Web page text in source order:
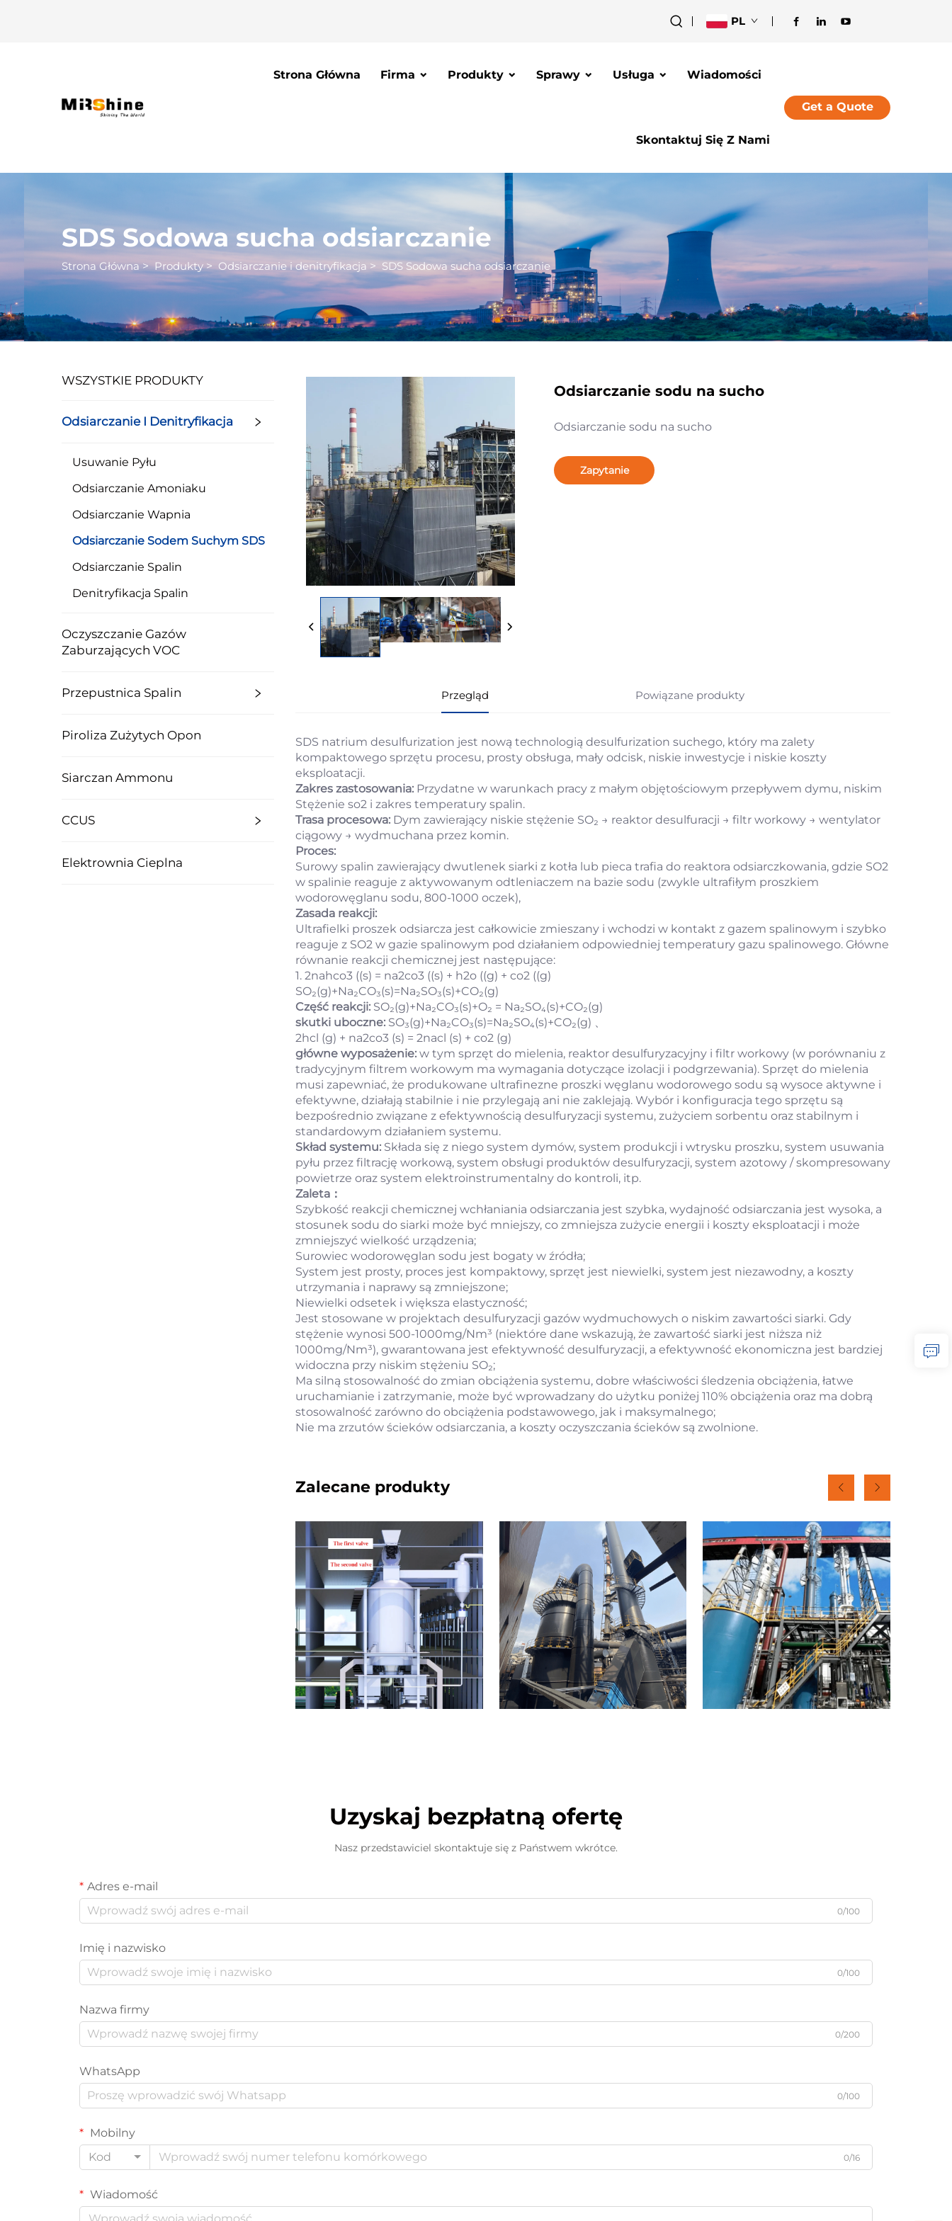
PL
Strona Główna Firma Produkty Sprawy Usługa Wiadomości
Skontaktuj Się Z Nami
Get a Quote
SDS Sodowa sucha odsiarczanie
Strona Główna>Produkty>Odsiarczanie i denitryfikacja > SDS Sodowa sucha odsiarczanie
WSZYSTKIE PRODUKTY
Odsiarczanie I Denitryfikacja
Usuwanie Pyłu
Odsiarczanie Amoniaku
Odsiarczanie Wapnia
Odsiarczanie Sodem Suchym SDS
Odsiarczanie Spalin
Denitryfikacja Spalin
Oczyszczanie Gazów
Zaburzających VOC
Przepustnica Spalin
Piroliza Zużytych Opon
Siarczan Ammonu
CCUS
Elektrownia Cieplna
Odsiarczanie sodu na sucho
Odsiarczanie sodu na sucho
Zapytanie
Przegląd Powiązane produkty
SDS natrium desulfurization jest nową technologią desulfurization suchego, który ma zalety
kompaktowego sprzętu procesu, prosty obsługa, mały odcisk, niskie inwestycje i niskie koszty
eksploatacji.
Zakres zastosowania: Przydatne w warunkach pracy z małym objętościowym przepływem dymu, niskim
Stężenie so2 i zakres temperatury spalin.
Trasa procesowa: Dym zawierający niskie stężenie SO₂ → reaktor desulfuracji → filtr workowy → wentylator
ciągowy → wydmuchana przez komin.
Proces:
Surowy spalin zawierający dwutlenek siarki z kotła lub pieca trafia do reaktora odsiarczkowania, gdzie SO2
w spalinie reaguje z aktywowanym odtleniaczem na bazie sodu (zwykle ultrafiłym proszkiem
wodorowęglanu sodu, 800-1000 oczek),
Zasada reakcji:
Ultrafielki proszek odsiarcza jest całkowicie zmieszany i wchodzi w kontakt z gazem spalinowym i szybko
reaguje z SO2 w gazie spalinowym pod działaniem odpowiedniej temperatury gazu spalinowego. Główne
równanie reakcji chemicznej jest następujące:
1. 2nahco3 ((s) = na2co3 ((s) + h2o ((g) + co2 ((g)
SO₂(g)+Na₂CO₃(s)=Na₂SO₃(s)+CO₂(g)
Część reakcji: SO₂(g)+Na₂CO₃(s)+O₂ = Na₂SO₄(s)+CO₂(g)
skutki uboczne: SO₃(g)+Na₂CO₃(s)=Na₂SO₄(s)+CO₂(g) 、
2hcl (g) + na2co3 (s) = 2nacl (s) + co2 (g)
główne wyposażenie: w tym sprzęt do mielenia, reaktor desulfuryzacyjny i filtr workowy (w porównaniu z
tradycyjnym filtrem workowym ma wymagania dotyczące izolacji i podgrzewania). Sprzęt do mielenia
musi zapewniać, że produkowane ultrafinezne proszki węglanu wodorowego sodu są wysoce aktywne i
efektywne, działają stabilnie i nie przylegają ani nie zaklejają. Wybór i konfiguracja tego sprzętu są
bezpośrednio związane z efektywnością desulfuryzacji systemu, zużyciem sorbentu oraz stabilnym i
standardowym działaniem systemu.
Skład systemu: Składa się z niego system dymów, system produkcji i wtrysku proszku, system usuwania
pyłu przez filtrację workową, system obsługi produktów desulfuryzacji, system azotowy / skompresowany
powietrze oraz system elektroinstrumentalny do kontroli, itp.
Zaleta：
Szybkość reakcji chemicznej wchłaniania odsiarczania jest szybka, wydajność odsiarczania jest wysoka, a
stosunek sodu do siarki może być mniejszy, co zmniejsza zużycie energii i koszty eksploatacji i może
zmniejszyć wielkość urządzenia;
Surowiec wodorowęglan sodu jest bogaty w źródła;
System jest prosty, proces jest kompaktowy, sprzęt jest niewielki, system jest niezawodny, a koszty
utrzymania i naprawy są zmniejszone;
Niewielki odsetek i większa elastyczność;
Jest stosowane w projektach desulfuryzacji gazów wydmuchowych o niskim zawartości siarki. Gdy
stężenie wynosi 500-1000mg/Nm³ (niektóre dane wskazują, że zawartość siarki jest niższa niż
1000mg/Nm³), gwarantowana jest efektywność desulfuryzacji, a efektywność ekonomiczna jest bardziej
widoczna przy niskim stężeniu SO₂;
Ma silną stosowalność do zmian obciążenia systemu, dobre właściwości śledzenia obciążenia, łatwe
uruchamianie i zatrzymanie, może być wprowadzany do użytku poniżej 110% obciążenia oraz ma dobrą
stosowalność zarówno do obciążenia podstawowego, jak i maksymalnego;
Nie ma zrzutów ścieków odsiarczania, a koszty oczyszczania ścieków są zwolnione.
Zalecane produkty
Uzyskaj bezpłatną ofertę
Nasz przedstawiciel skontaktuje się z Państwem wkrótce.
Adres e-mail
0/100
Imię i nazwisko
0/100
Nazwa firmy
0/200
WhatsApp
0/100
Mobilny
Kod
0/16
Wiadomość